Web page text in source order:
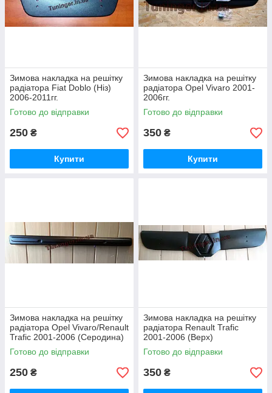
Зимова накладка на решітку
радіатора Fiat Doblo (Ніз)
2006-2011гг.
Готово до відправки
250 ₴
Купити
Зимова накладка на решітку
радіатора Opel Vivaro 2001-
2006гг.
Готово до відправки
350 ₴
Купити
Зимова накладка на решітку
радіатора Opel Vivaro/Renault
Trafic 2001-2006 (Серодина)
Готово до відправки
250 ₴
Зимова накладка на решітку
радіатора Renault Trafic
2001-2006 (Верх)
Готово до відправки
350 ₴